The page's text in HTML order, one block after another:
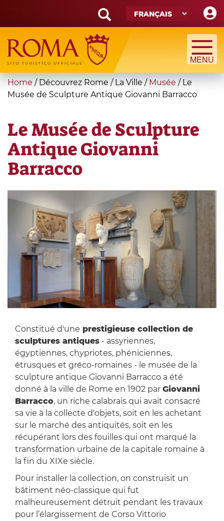
main
content
Search
form
Recherche
You
are
Home / Découvrez Rome / La Ville / Musée / Le
Musée de Sculpture Antique Giovanni Barracco
Le Musée de Sculpture
Antique Giovanni
Barracco
Constitué d'une prestigieuse collection de
sculptures antiques- assyriennes,
égyptiennes, chypriotes, phéniciennes,
étrusques et gréco-romaines - le musée de la
sculpture antique Giovanni Barracco a été
donné à la ville de Rome en 1902 par Giovanni
Barracco, un riche calabrais qui avait consacré
sa vie à la collecte d'objets, soit en les achetant
sur le marché des antiquités, soit en les
récupérant lors des fouilles qui ont marqué la
transformation urbaine de la capitale romaine à
la fin du XIXe siècle.
Pour installer la collection, on construisit un
bâtiment néo-classique qui fut
malheureusement détruit pendant les travaux
pour l’élargissement de Corso Vittorio